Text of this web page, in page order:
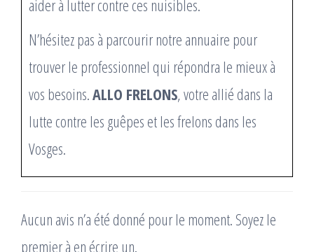
aider à lutter contre ces nuisibles.
N’hésitez pas à parcourir notre annuaire pour
trouver le professionnel qui répondra le mieux à
vos besoins.ALLO FRELONS, votre allié dans la
lutte contre les guêpes et les frelons dans les
Vosges.
Aucun avis n’a été donné pour le moment. Soyez le
premier à en écrire un.